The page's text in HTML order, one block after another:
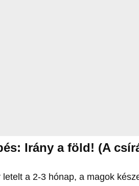
Irány a föld! (A
letelt a 2-3 hónap, a magok